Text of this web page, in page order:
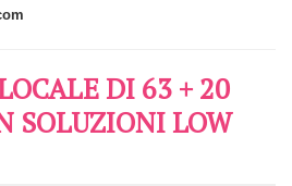
DI 63 + 20
SOLUZIONI LOW